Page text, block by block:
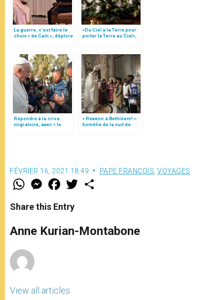
La guerre, c’est faire le
choix « de Caïn », déplore
«Du Ciel à la Terre pour
porter la Terre au Ciel»,
Répondre à la crise
migratoire, avec « le
« Revenir à Bethléem! »:
homélie de la nuit de
Noël (texte complet)
FÉVRIER 16, 2021 18:49 PAPE FRANÇOIS VOYAGES
W
t
s
p
p
M
e
s
e
g
e
F
a
e
b
o
k
w
r
Share this Entry
Anne Kurian-Montabone
View all articles